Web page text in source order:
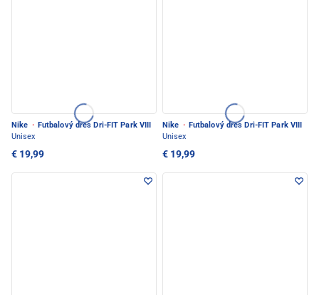
Nike · Futbalový dres Dri-FIT Park VIII
Unisex
€ 19,99
Nike · Futbalový dres Dri-FIT Park VIII
Unisex
€ 19,99